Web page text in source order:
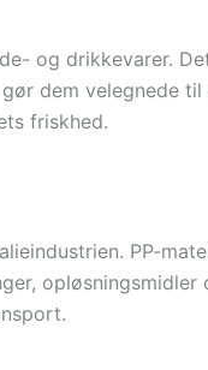
og drikkevarer.
dem velegnede
friskhed.
PP-